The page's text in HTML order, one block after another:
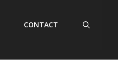
CONTACT